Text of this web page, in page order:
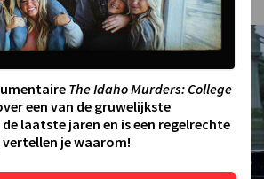
24 19:37
The Idaho Murders: College
een van de gruwelijkste
laatste jaren en is een regelrechte
je waarom!